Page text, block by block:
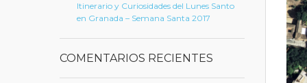
Itinerario y Curiosidades del Lunes Santo
en Granada – Semana Santa 2017
COMENTARIOS RECIENTES